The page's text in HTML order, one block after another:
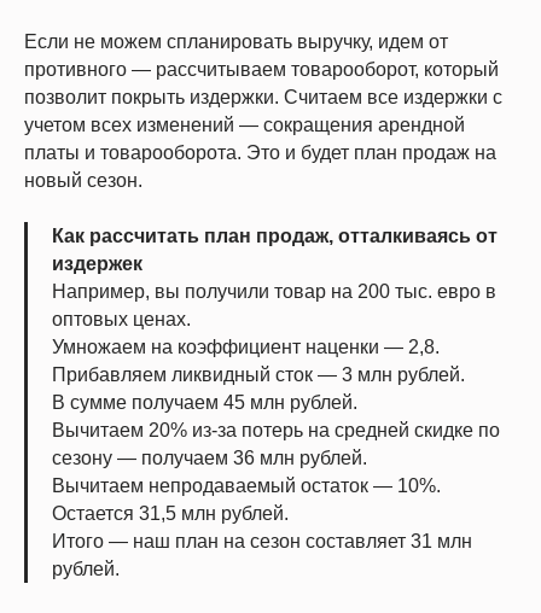
Если не можем спланировать выручку, идем от
противного — рассчитываем товарооборот, который
позволит покрыть издержки. Считаем все издержки с
учетом всех изменений — сокращения арендной
платы и товарооборота. Это и будет план продаж на
новый сезон.
Как рассчитать план продаж, отталкиваясь от
издержек
Например, вы получили товар на 200 тыс. евро в
оптовых ценах.
Умножаем на коэффициент наценки — 2,8.
Прибавляем ликвидный сток — 3 млн рублей.
В сумме получаем 45 млн рублей.
Вычитаем 20% из-за потерь на средней скидке по
сезону — получаем 36 млн рублей.
Вычитаем непродаваемый остаток — 10%.
Остается 31,5 млн рублей.
Итого — наш план на сезон составляет 31 млн
рублей.